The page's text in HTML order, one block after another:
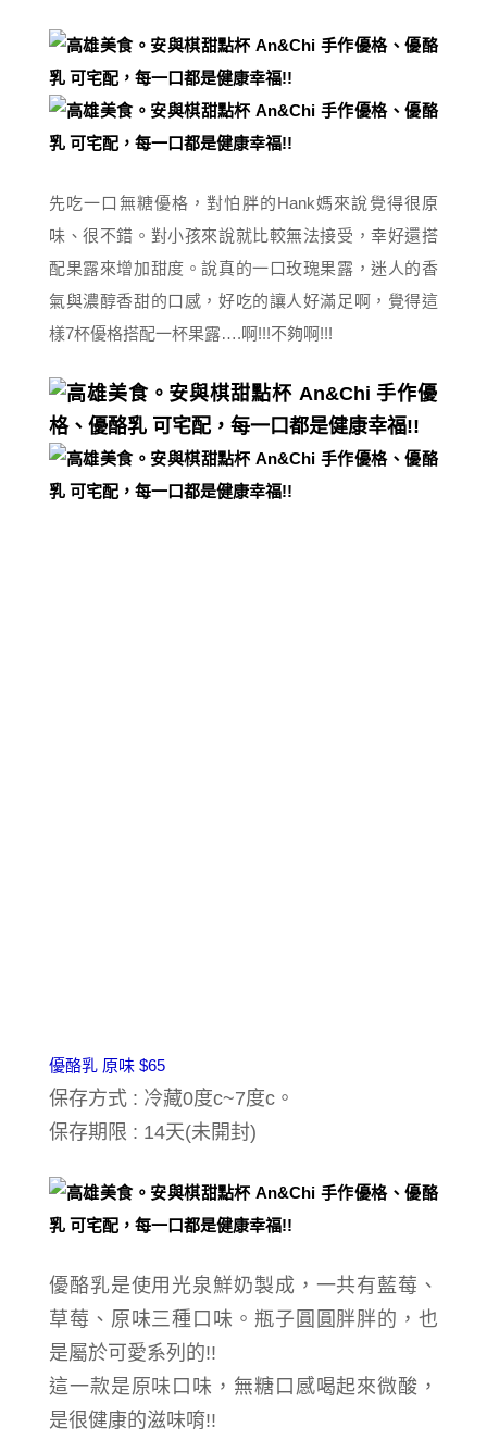
先吃一口無糖優格，對怕胖的Hank媽來說覺得很原
味、很不錯。對小孩來說就比較無法接受，幸好還搭
配果露來增加甜度。說真的一口玫瑰果露，迷人的香
氣與濃醇香甜的口感，好吃的讓人好滿足啊，覺得這
樣7杯優格搭配一杯果露….啊!!!不夠啊!!!
優酪乳 原味 $65
保存方式 : 冷藏0度c~7度c。
保存期限 : 14天(未開封)
優酪乳是使用光泉鮮奶製成，一共有藍莓、
草莓、原味三種口味。 瓶子圓圓胖胖的，也
是屬於可愛系列的!!
這一款是原味口味，無糖口感喝起來微酸，
是很健康的滋味唷!!